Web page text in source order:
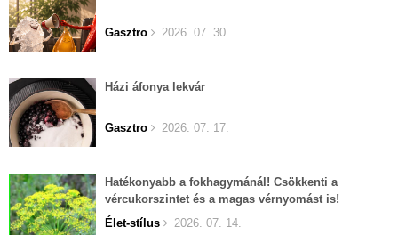
Gasztro 2026. 07. 30.
Házi áfonya lekvár
Gasztro 2026. 07. 17.
Hatékonyabb a fokhagymánál! Csökkenti a
vércukorszintet és a magas vérnyomást is!
Élet-stílus
2026. 07. 14.